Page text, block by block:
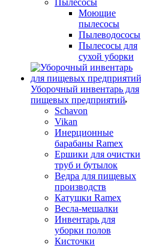
Пылесосы
Моющие
пылесосы
Пылеводососы
Пылесосы для
сухой уборки
Уборочный инвентарь для
пищевых предприятий
Schavon
Vikan
Инерционные
барабаны Ramex
Ершики для очистки
труб и бутылок
Ведра для пищевых
производств
Катушки Ramex
Весла-мешалки
Инвентарь для
уборки полов
Кисточки